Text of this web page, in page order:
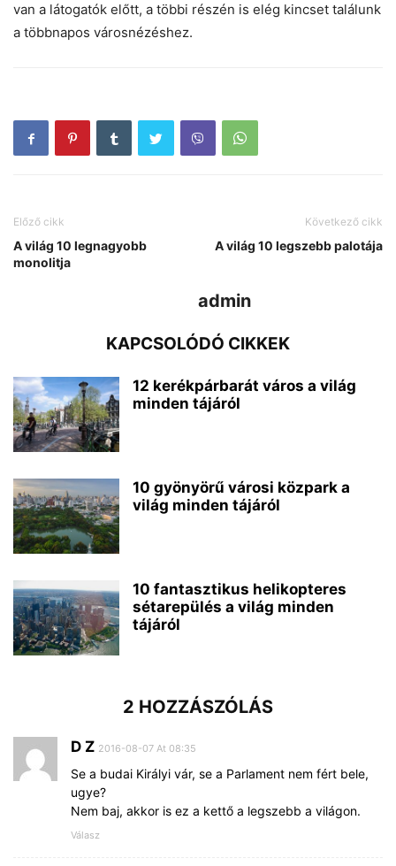
van a látogatók előtt, a többi részén is elég kincset találunk
a többnapos városnézéshez.
Előző cikk
A világ 10 legnagyobb
monolitja
Következő cikk
A világ 10 legszebb palotája
admin
KAPCSOLÓDÓ CIKKEK
12 kerékpárbarát város a világ
minden tájáról
10 gyönyörű városi közpark a
világ minden tájáról
10 fantasztikus helikopteres
sétarepülés a világ minden
tájáról
2 HOZZÁSZÓLÁS
D Z 2016-08-07 At 08:35
Se a budai Királyi vár, se a Parlament nem fért bele,
ugye?
Nem baj, akkor is ez a kettő a legszebb a világon.
Válasz